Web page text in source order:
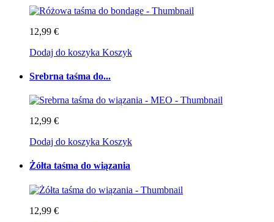
12,99 €
Dodaj do koszyka Koszyk
Srebrna taśma do...
12,99 €
Dodaj do koszyka Koszyk
Żółta taśma do wiązania
12,99 €